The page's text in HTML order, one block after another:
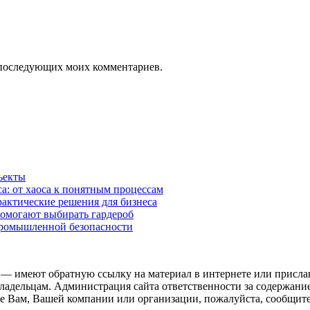
моих комментариев.
от хаоса к понятным процессам
решения для бизнеса
выбирать гардероб
безопасности
имеют обратную ссылку на материал в интернете или
Администрация сайта ответственности за
Вашей компании или организации, пожалуйста,